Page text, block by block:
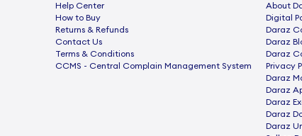
Help Center
How to Buy
Returns & Refunds
Contact Us
Terms & Conditions
CCMS - Central Complain Management System
About
Digital
Daraz
Daraz
Daraz
Privacy
Daraz
Daraz
Daraz
Daraz
Daraz